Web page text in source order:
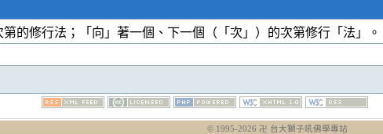
第的修行法；「向」著一個、下一個（「次」）的次第修行「法」。
© 1995-2026 卍 台大獅子吼佛學專站